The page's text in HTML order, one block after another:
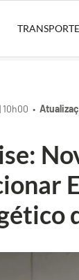
TRANSPORTE
10h00 •